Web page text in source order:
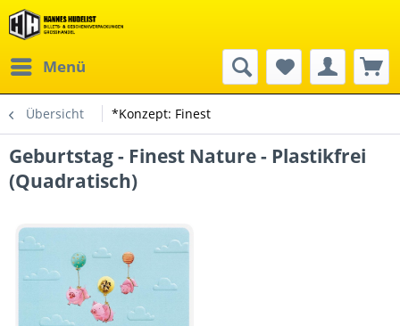
Menü
Übersicht *Konzept: Finest
Geburtstag - Finest Nature - Plastikfrei
(Quadratisch)